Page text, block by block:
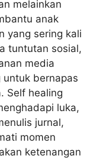
melainkan
anak
yang sering kali
tuntutan sosial,
media
bernapas
Self healing
luka,
jurnal,
momen
ketenangan